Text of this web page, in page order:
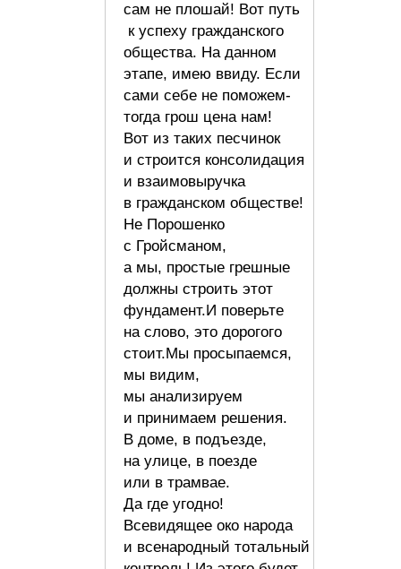
сам не плошай! Вот путь
к успеху гражданского
общества. На данном
этапе, имею ввиду. Если
сами себе не поможем-
тогда грош цена нам!
Вот из таких песчинок
и строится консолидация
и взаимовыручка
в гражданском обществе!
Не Порошенко
с Гройсманом,
а мы, простые грешные
должны строить этот
фундамент.И поверьте
на слово, это дорогого
стоит.Мы просыпаемся,
мы видим,
мы анализируем
и принимаем решения.
В доме, в подъезде,
на улице, в поезде
или в трамвае.
Да где угодно!
Всевидящее око народа
и всенародный тотальный